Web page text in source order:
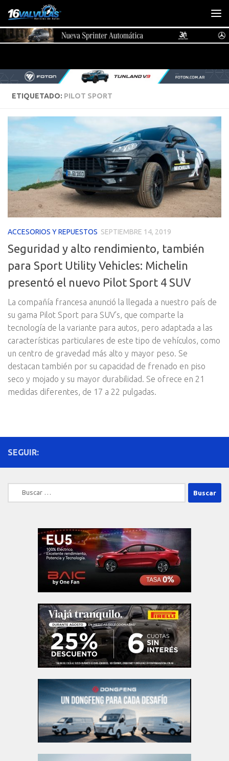
Saltar al contenido
ETIQUETADO: PILOT SPORT
ACCESORIOS Y REPUESTOS SEPTIEMBRE 14, 2019
Seguridad y alto rendimiento, también
para Sport Utility Vehicles: Michelin
presentó el nuevo Pilot Sport 4 SUV
La compañía francesa anunció la llegada a nuestro país de
su gama Pilot Sport para SUV’s, que comparte la
tecnología de la variante para autos, pero adaptada a las
características particulares de este tipo de vehículos, como
un centro de gravedad más alto y mayor peso. Se
destacan también por su capacidad de frenado en piso
seco y mojado y su mayor durabilidad. Se ofrece en 21
medidas diferentes, de 17 a 22 pulgadas.
SEGUIR:
Buscar: